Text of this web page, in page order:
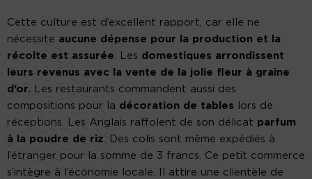
Cette culture est d’excellent rapport, car elle ne
nécessite aucune dépense pour la production et la
récolte est assurée. Les domestiques arrondissent
leurs revenus avec la vente de la jolie fleur à graine
d’or. Les restaurants commandent aussi des
compositions pour la décoration de tables lors de
réceptions. Les Anglais raffolent de son délicat parfum
à la poudre de riz. Des colis sont même expédiés à
l’étranger pour la somme de 3 francs. Ce petit commerce
s’intègre à l’économie locale. Il attire une clientèle de